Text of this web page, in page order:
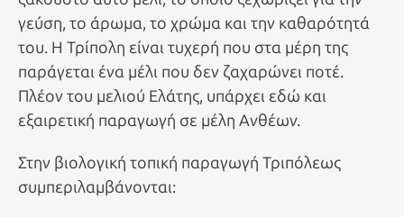
γεύση, το άρωμα, το χρώμα και την καθαρότητά
του. Η Τρίπολη είναι τυχερή που στα μέρη της
παράγεται ένα μέλι που δεν ζαχαρώνει ποτέ.
Πλέον του μελιού Ελάτης, υπάρχει εδώ και
εξαιρετική παραγωγή σε μέλη Ανθέων.
Στην βιολογική τοπική παραγωγή Τριπόλεως
συμπεριλαμβάνονται: